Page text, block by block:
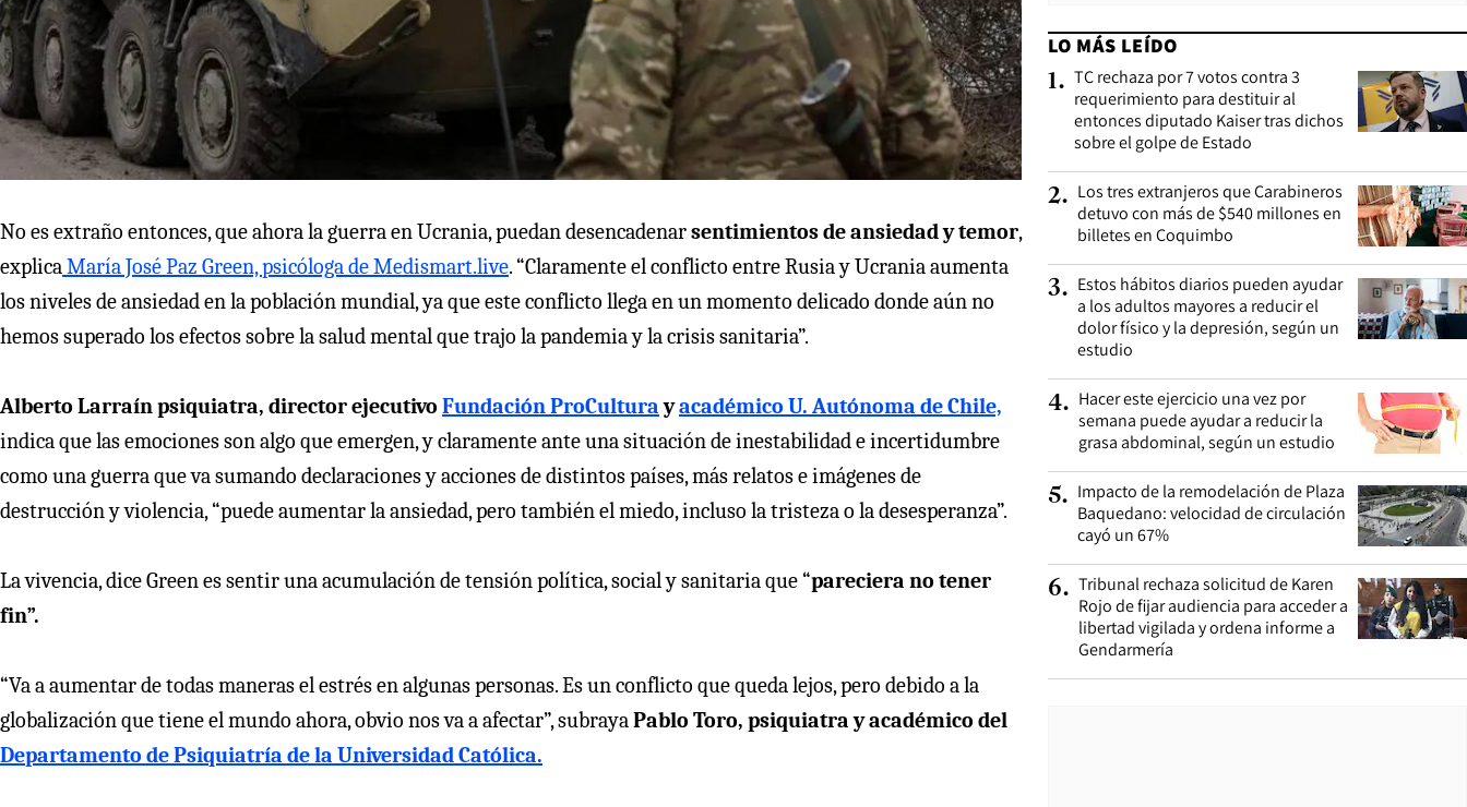
No es extraño entonces, que ahora la guerra en Ucrania, puedan desencadenarsentimientos de ansiedad y temor,
explicaMaría José Paz Green, psicóloga de Medismart.live. “Claramente el conflicto entre Rusia y Ucrania aumenta
los niveles de ansiedad en la población mundial, ya que este conflicto llega en un momento delicado donde aún no
hemos superado los efectos sobre la salud mental que trajo la pandemia y la crisis sanitaria”.
Alberto Larraín psiquiatra, director ejecutivo Fundación ProCulturayacadémico U. Autónoma de Chile,
indica que las emociones son algo que emergen, y claramente ante una situación de inestabilidad e incertidumbre
como una guerra que va sumando declaraciones y acciones de distintos países, más relatos e imágenes de
destrucción y violencia, “puede aumentar la ansiedad, pero también el miedo, incluso la tristeza o la desesperanza”.
La vivencia, dice Green es sentir una acumulación de tensión política, social y sanitaria que “pareciera no tener
fin”.
“Va a aumentar de todas maneras el estrés en algunas personas. Es un conflicto que queda lejos, pero debido a la
globalización que tiene el mundo ahora, obvio nos va a afectar”, subrayaPablo Toro, psiquiatra y académico del
Departamento de Psiquiatría de la Universidad Católica.
LO MÁS LEÍDO
1. TC rechaza por 7 votos contra 3
requerimiento para destituir al
entonces diputado Kaiser tras dichos
sobre el golpe de Estado
2. Los tres extranjeros que Carabineros
detuvo con más de $540 millones en
billetes en Coquimbo
3. Estos hábitos diarios pueden ayudar
a los adultos mayores a reducir el
dolor físico y la depresión, según un
estudio
4. Hacer este ejercicio una vez por
semana puede ayudar a reducir la
grasa abdominal, según un estudio
5. Impacto de la remodelación de Plaza
Baquedano: velocidad de circulación
cayó un 67%
6. Tribunal rechaza solicitud de Karen
Rojo de fijar audiencia para acceder a
libertad vigilada y ordena informe a
Gendarmería